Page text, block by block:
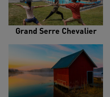
Grand Serre Chevalier